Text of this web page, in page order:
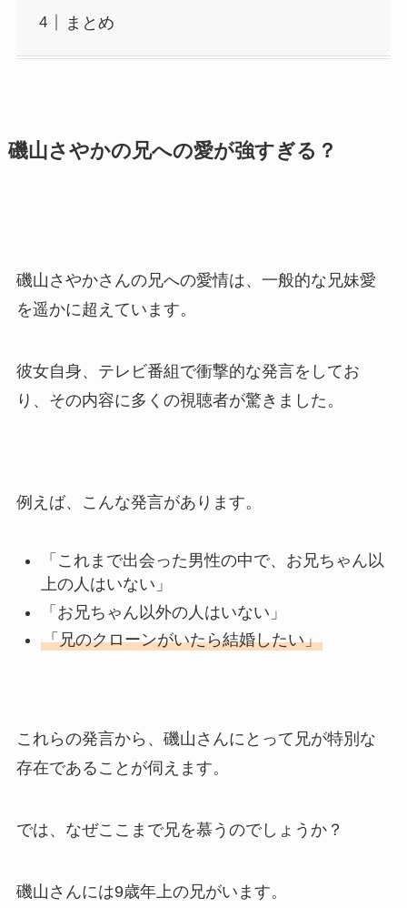
まとめ
磯山さやかの兄への愛が強すぎる？
磯山さやかさんの兄への愛情は、一般的な兄妹愛
を遥かに超えています。
彼女自身、テレビ番組で衝撃的な発言をしてお
り、その内容に多くの視聴者が驚きました。
例えば、こんな発言があります。
「これまで出会った男性の中で、お兄ちゃん以
上の人はいない」
「お兄ちゃん以外の人はいない」
「兄のクローンがいたら結婚したい」
これらの発言から、磯山さんにとって兄が特別な
存在であることが伺えます。
では、なぜここまで兄を慕うのでしょうか？
磯山さんには9歳年上の兄がいます。